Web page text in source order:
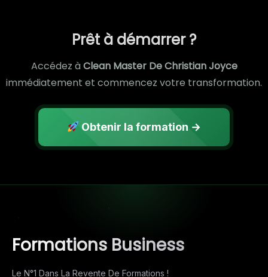
Prêt à démarrer ?
Accédez àClean Master De Christian Joyce
immédiatement et commencez votre transformation.
Obtenir la formation →
Formations Business
Le N°1 Dans La Revente De Formations !